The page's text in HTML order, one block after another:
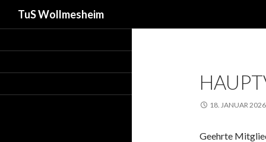
TuS Wollmesheim
18. JANUAR 2026
Geehrte